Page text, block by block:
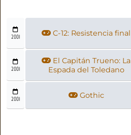
2001 C-12: Resistencia final
2001
El Capitán Trueno: La
Espada del Toledano
2001 Gothic